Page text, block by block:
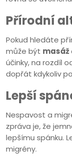
Přírodní
Pokud hledáte
může být masáž
účinky, na rozdíl
dopřát kdykoliv
Lepší
Nespavost a
zpráva je, že
lepšímu spánku.
migrény.